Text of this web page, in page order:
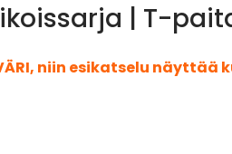
| T-
VÄRI, niin esikatselu